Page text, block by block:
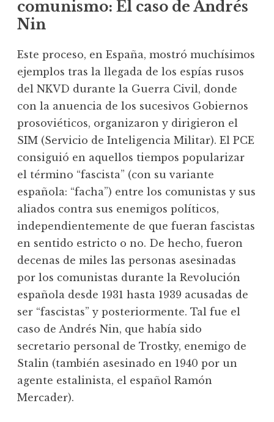
comunismo: El caso de Andrés
Nin
Este proceso, en España, mostró muchísimos
ejemplos tras la llegada de los espías rusos
del NKVD durante la Guerra Civil, donde
con la anuencia de los sucesivos Gobiernos
prosoviéticos, organizaron y dirigieron el
SIM (Servicio de Inteligencia Militar). El PCE
consiguió en aquellos tiempos popularizar
el término “fascista” (con su variante
española: “facha”) entre los comunistas y sus
aliados contra sus enemigos políticos,
independientemente de que fueran fascistas
en sentido estricto o no. De hecho, fueron
decenas de miles las personas asesinadas
por los comunistas durante la Revolución
española desde 1931 hasta 1939 acusadas de
ser “fascistas” y posteriormente. Tal fue el
caso de Andrés Nin, que había sido
secretario personal de Trostky, enemigo de
Stalin (también asesinado en 1940 por un
agente estalinista, el español Ramón
Mercader).